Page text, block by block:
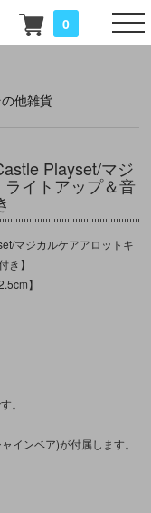
0
他雑貨
Playset/マジ
イトアップ＆音
マジカルケアアロットキ
き】
】
。
インベア)が付属します。